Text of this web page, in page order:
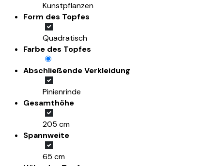
Kunstpflanzen
Form des Topfes
Quadratisch
Farbe des Topfes
Abschließende Verkleidung
Pinienrinde
Gesamthöhe
205 cm
Spannweite
65 cm